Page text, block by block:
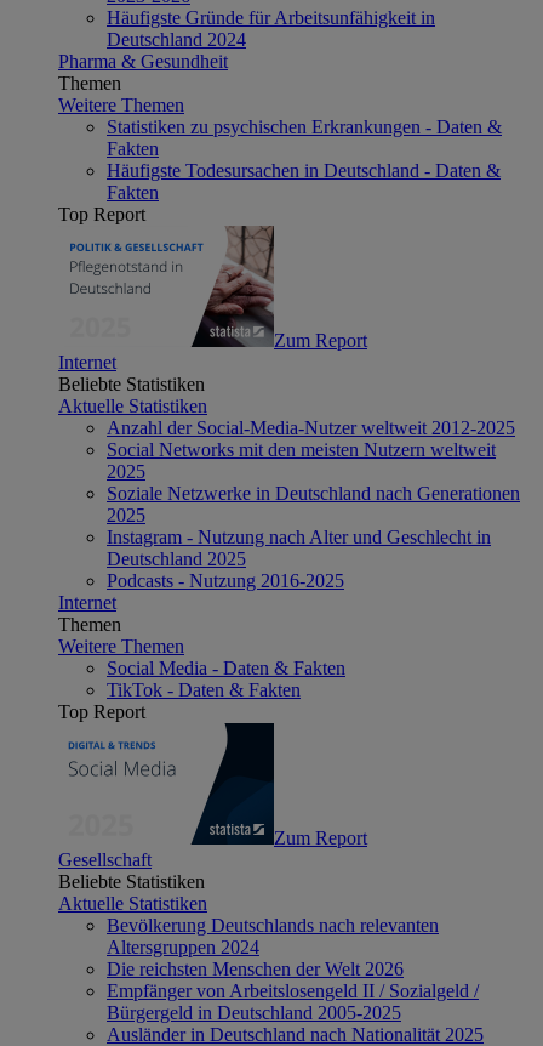
Häufigste Gründe für Arbeitsunfähigkeit in
Deutschland 2024
Pharma & Gesundheit
Themen
Weitere Themen
Statistiken zu psychischen Erkrankungen - Daten &
Fakten
Häufigste Todesursachen in Deutschland - Daten &
Fakten
Top Report
Zum Report
Internet
Beliebte Statistiken
Aktuelle Statistiken
Anzahl der Social-Media-Nutzer weltweit 2012-2025
Social Networks mit den meisten Nutzern weltweit
2025
Soziale Netzwerke in Deutschland nach Generationen
2025
Instagram - Nutzung nach Alter und Geschlecht in
Deutschland 2025
Podcasts - Nutzung 2016-2025
Internet
Themen
Weitere Themen
Social Media - Daten & Fakten
TikTok - Daten & Fakten
Top Report
Zum Report
Gesellschaft
Beliebte Statistiken
Aktuelle Statistiken
Bevölkerung Deutschlands nach relevanten
Altersgruppen 2024
Die reichsten Menschen der Welt 2026
Empfänger von Arbeitslosengeld II / Sozialgeld /
Bürgergeld in Deutschland 2005-2025
Ausländer in Deutschland nach Nationalität 2025